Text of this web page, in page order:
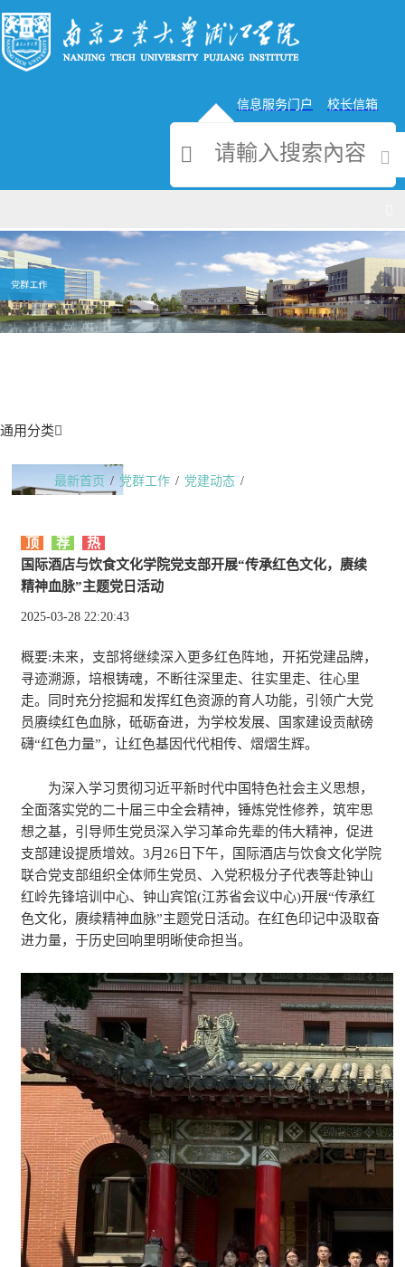
信息服务门户 校长信箱
通用分类
最新首页 / 党群工作 / 党建动态 /
神血脉”主题党日活动
顶 荐
热
国际酒店与饮食文化学院党支部开展“传承红色文化，赓续
精神血脉”主题党日活动
2025-03-28 22:20:43
概要:未来，支部将继续深入更多红色阵地，开拓党建品牌，
寻迹溯源，培根铸魂，不断往深里走、往实里走、往心里
走。同时充分挖掘和发挥红色资源的育人功能，引领广大党
员赓续红色血脉，砥砺奋进，为学校发展、国家建设贡献磅
礴“红色力量”，让红色基因代代相传、熠熠生辉。
为深入学习贯彻习近平新时代中国特色社会主义思想，
全面落实党的二十届三中全会精神，锤炼党性修养，筑牢思
想之基，引导师生党员深入学习革命先辈的伟大精神，促进
支部建设提质增效。3月26日下午，国际酒店与饮食文化学院
联合党支部组织全体师生党员、入党积极分子代表等赴钟山
红岭先锋培训中心、钟山宾馆(江苏省会议中心)开展“传承红
色文化，赓续精神血脉”主题党日活动。在红色印记中汲取奋
进力量，于历史回响里明晰使命担当。